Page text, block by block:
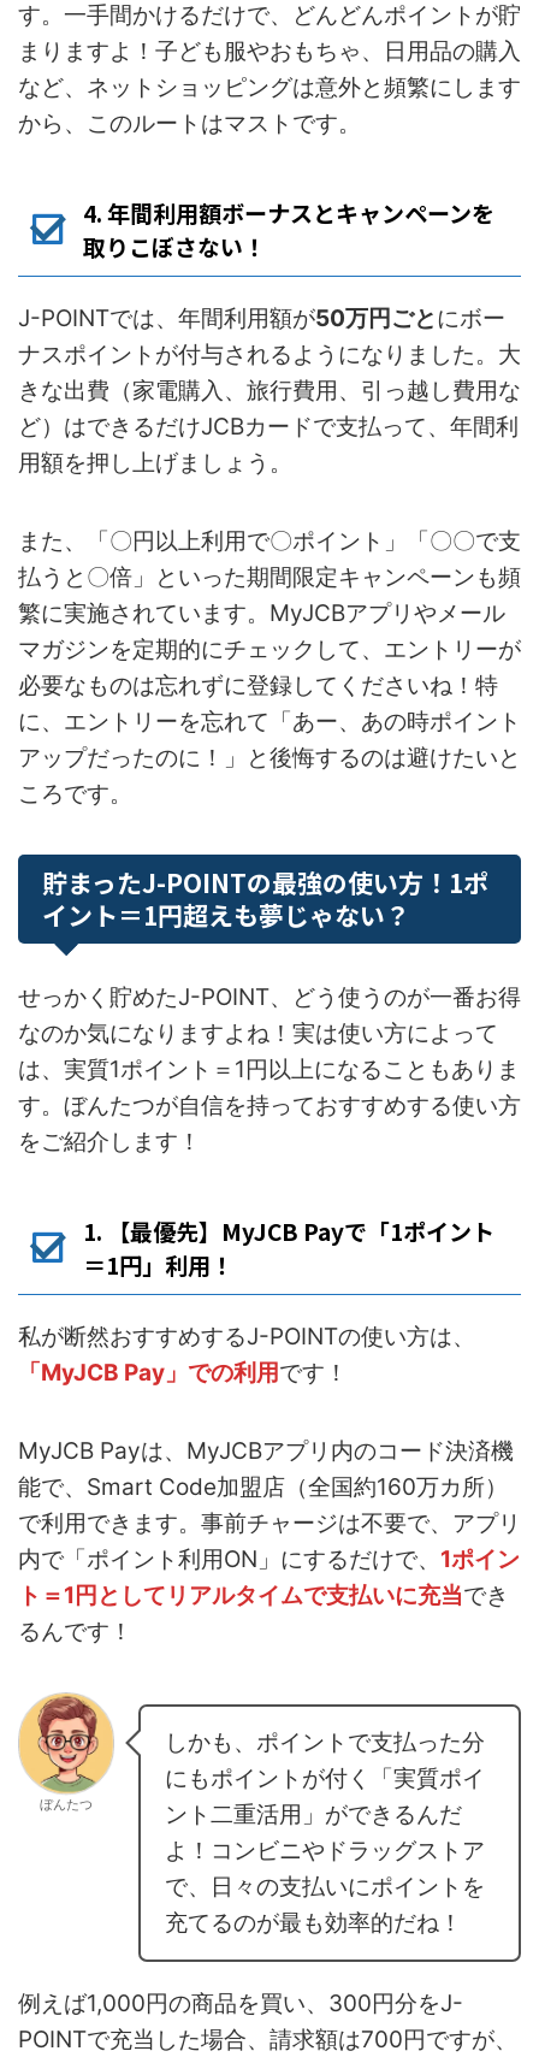
す。一手間かけるだけで、どんどんポイントが貯
まりますよ！子ども服やおもちゃ、日用品の購入
など、ネットショッピングは意外と頻繁にします
から、このルートはマストです。
4. 年間利用額ボーナスとキャンペーンを
取りこぼさない！
J-POINTでは、年間利用額が50万円ごとにボー
ナスポイントが付与されるようになりました。大
きな出費（家電購入、旅行費用、引っ越し費用な
ど）はできるだけJCBカードで支払って、年間利
用額を押し上げましょう。
また、「〇円以上利用で〇ポイント」「〇〇で支
払うと〇倍」といった期間限定キャンペーンも頻
繁に実施されています。MyJCBアプリやメール
マガジンを定期的にチェックして、エントリーが
必要なものは忘れずに登録してくださいね！特
に、エントリーを忘れて「あー、あの時ポイント
アップだったのに！」と後悔するのは避けたいと
ころです。
貯まったJ-POINTの最強の使い方！1ポ
イント＝1円超えも夢じゃない？
せっかく貯めたJ-POINT、どう使うのが一番お得
なのか気になりますよね！実は使い方によって
は、実質1ポイント＝1円以上になることもありま
す。ぼんたつが自信を持っておすすめする使い方
をご紹介します！
1. 【最優先】MyJCB Payで「1ポイント
＝1円」利用！
私が断然おすすめするJ-POINTの使い方は、
「MyJCB Pay」での利用です！
MyJCB Payは、MyJCBアプリ内のコード決済機
能で、Smart Code加盟店（全国約160万カ所）
で利用できます。事前チャージは不要で、アプリ
内で「ポイント利用ON」にするだけで、 1ポイン
ト＝1円としてリアルタイムで支払いに充当でき
るんです！
ぼんたつ
しかも、ポイントで支払った分
にもポイントが付く「実質ポイ
ント二重活用」ができるんだ
よ！コンビニやドラッグストア
で、日々の支払いにポイントを
充てるのが最も効率的だね！
例えば1,000円の商品を買い、300円分をJ-
POINTで充当した場合、請求額は700円ですが、